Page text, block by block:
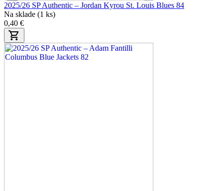
2025/26 SP Authentic – Jordan Kyrou St. Louis Blues 84
Na sklade (1 ks)
0,40 €